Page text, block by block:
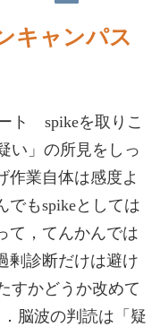
キャンパス
ト spikeを取りこ
い」の所見をしっ
作業自体は感度よ
でもspikeとしては
て，てんかんでは
剰診断だけは避け
すかどうか改めて
脳波の判読は「疑